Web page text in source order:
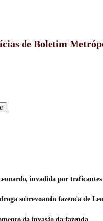
de Boletim
invadida por traficantes
sobrevoando fazenda de
da invasão da fazenda